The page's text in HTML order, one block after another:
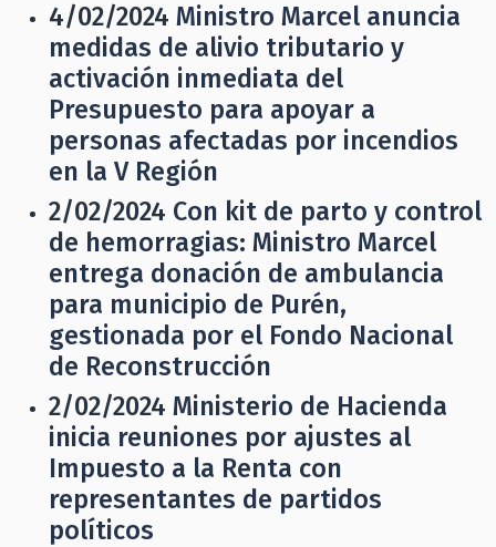
4/02/2024 Ministro Marcel anuncia
medidas de alivio tributario y
activación inmediata del
Presupuesto para apoyar a
personas afectadas por incendios
en la V Región
2/02/2024 Con kit de parto y control
de hemorragias: Ministro Marcel
entrega donación de ambulancia
para municipio de Purén,
gestionada por el Fondo Nacional
de Reconstrucción
2/02/2024 Ministerio de Hacienda
inicia reuniones por ajustes al
Impuesto a la Renta con
representantes de partidos
políticos